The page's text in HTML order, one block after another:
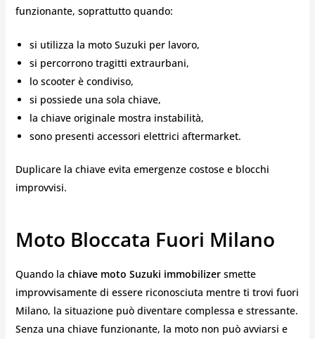
funzionante, soprattutto quando:
si utilizza la moto Suzuki per lavoro,
si percorrono tragitti extraurbani,
lo scooter è condiviso,
si possiede una sola chiave,
la chiave originale mostra instabilità,
sono presenti accessori elettrici aftermarket.
Duplicare la chiave evita emergenze costose e blocchi
improvvisi.
Moto Bloccata Fuori Milano
Quando la chiave moto Suzuki immobilizersmette
improvvisamente di essere riconosciuta mentre ti trovi fuori
Milano, la situazione può diventare complessa e stressante.
Senza una chiave funzionante, la moto non può avviarsi e